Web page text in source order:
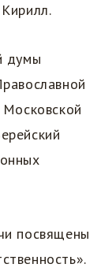
думы
посвящены